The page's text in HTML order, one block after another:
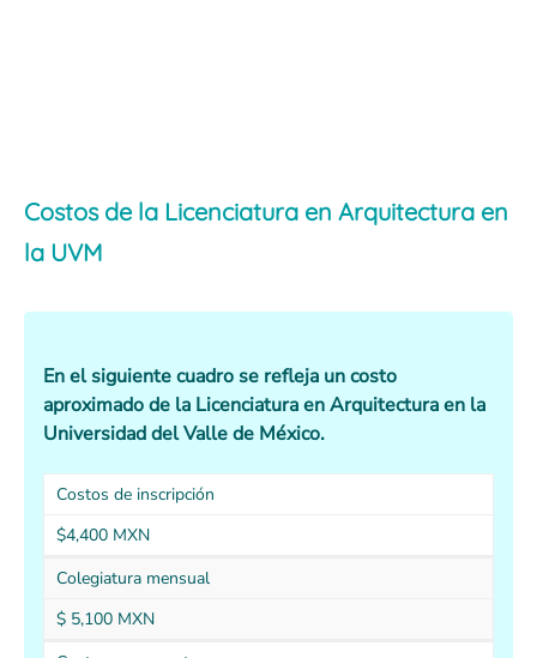
Costos de la Licenciatura en Arquitectura en
la UVM
En el siguiente cuadro se refleja un costo
aproximado de la Licenciatura en Arquitectura en la
Universidad del Valle de México.
Costos de inscripción
$4,400 MXN
Colegiatura mensual
$ 5,100 MXN